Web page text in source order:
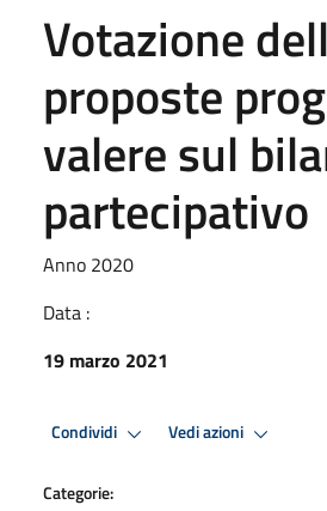
Votazione
proposte
valere sul
partecipativo
Anno 2020
Data :
19 marzo 2021
Condividi Vedi azioni
Categorie: